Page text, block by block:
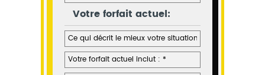
Votre forfait actuel: